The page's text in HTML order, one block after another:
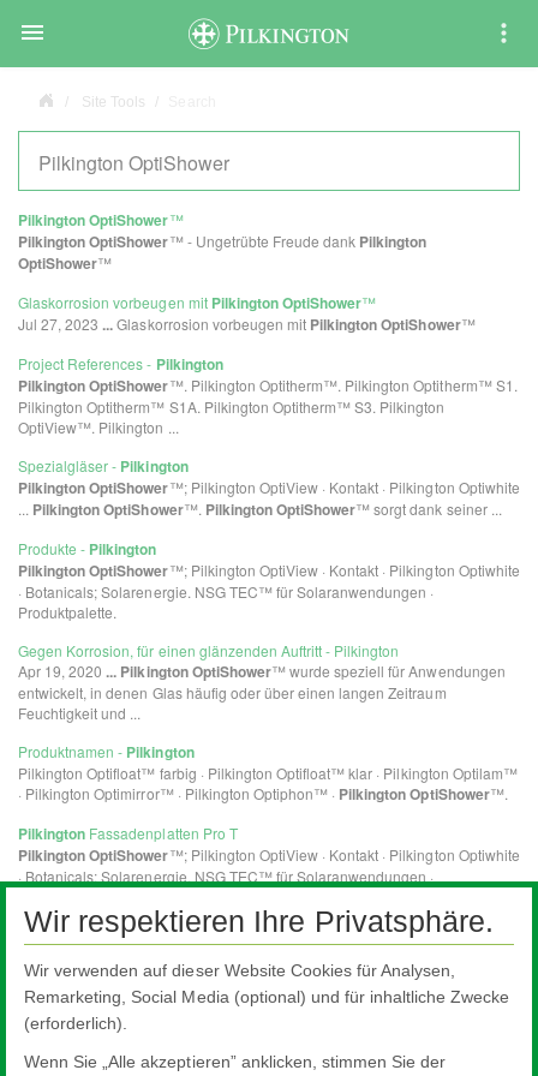

Site Tools
Wir respektieren Ihre Privatsphäre.
Wir verwenden auf dieser Website Cookies für Analysen,
Remarketing, Social Media (optional) und für inhaltliche Zwecke
(erforderlich).
Wenn Sie „Alle akzeptieren” anklicken, stimmen Sie der